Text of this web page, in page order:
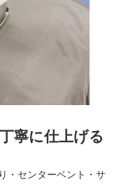
寧に仕上げる
・センターベント・サ